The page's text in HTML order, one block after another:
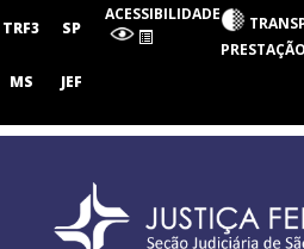
Judiciária
Paulo
TRF3 SP
MS JEF
ACESSIBILIDADE